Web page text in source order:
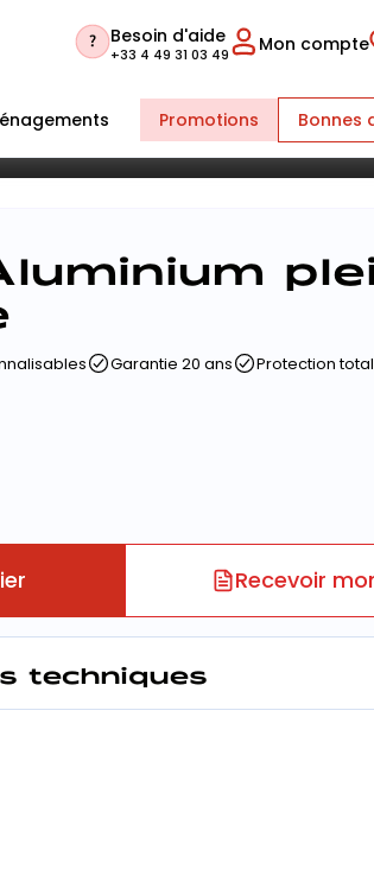
Besoin d'aide
+33 4 49 31 03 49 Mon compte
Promotions Bonnes
Garantie 20 ans Protection
Recevoir
techniques